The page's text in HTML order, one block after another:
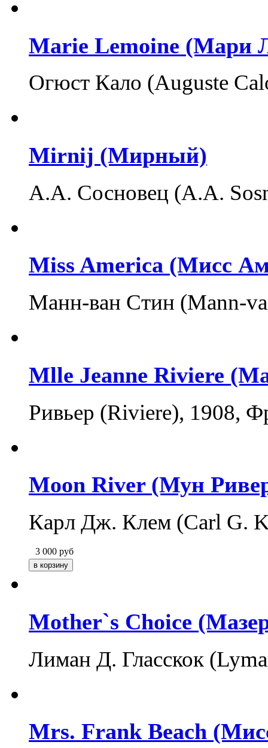
Marie Lemoine (Мари
Огюст Кало (Auguste
Mirnij (Мирный)
А.А. Сосновец (A.A.
Miss America (Мисс
Манн-ван Стин (Mann-
Mlle Jeanne Riviere
Ривьер (Riviere), 1908,
Moon River (Мун
Карл Дж. Клем (Carl G.
3 000 руб
Mother`s Choice
Лиман Д. Гласскок
Mrs. Frank Beach